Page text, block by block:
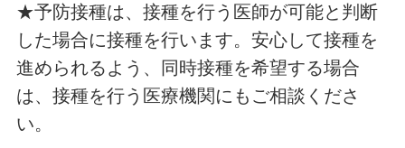
★予防接種は、接種を行う医師が可能と判断
した場合に接種を行います。安心して接種を
進められるよう、同時接種を希望する場合
は、接種を行う医療機関にもご相談くださ
い。